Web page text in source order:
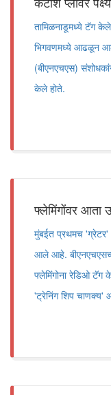
तामिळनाडूमध्ये टॅग
भिगवणमध्ये आढळून
(बीएनएचएस)
केले होते.
फ्लेमिंगोंवर आता
मुंबईत प्रथमच 'ग्रेटर'
आले आहे.
फ्लेमिंगोना रेडिओ टॅग
'ट्रेनिंग शिप चाणक्य'